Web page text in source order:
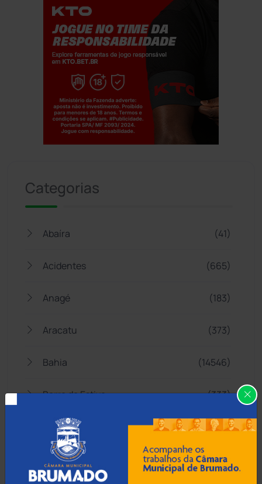
Categorias
Abaíra (41)
Acidentes (665)
Anagé (183)
Aracatu (373)
Bahia (14546)
Barra da Estiva (333)
Barra do Choça (65)
Belo Campo (57)